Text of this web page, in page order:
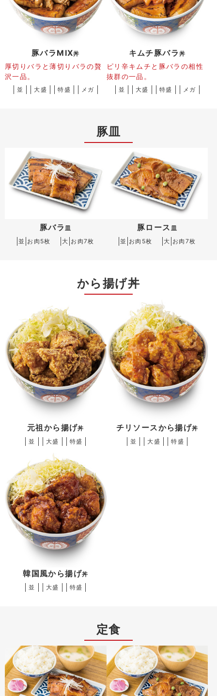
豚バラMIX丼
厚切りバラと薄切りバラの贅
沢一品。
並 大盛 特盛 メガ
キムチ豚バラ丼
ピリ辛キムチと豚バラの相性
抜群の一品。
並 大盛 特盛 メガ
豚皿
豚バラ 皿
並 お肉5枚 大 お肉7枚
豚ロース 皿
並 お肉5枚 大 お肉7枚
から揚げ丼
元祖から揚げ丼
並
大盛 特盛
チリソースから揚げ丼
並
大盛 特盛
韓国風から揚げ丼
並
大盛 特盛
定食